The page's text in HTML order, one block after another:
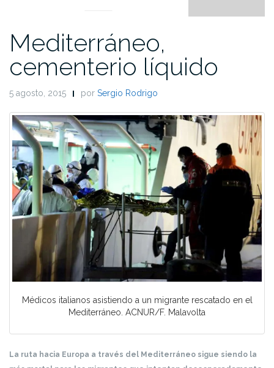
Mediterráneo,
cementerio líquido
5 agosto, 2015 por Sergio Rodrigo
Médicos italianos asistiendo a un migrante rescatado en el
Mediterráneo. ACNUR/F. Malavolta
La ruta hacia Europa a través del Mediterráneo sigue siendo la